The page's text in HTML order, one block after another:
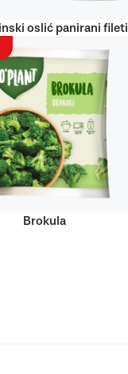
oslić panirani fileti
Brokula